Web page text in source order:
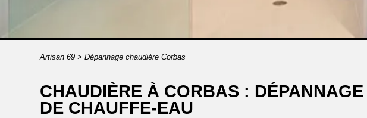
Artisan 69> Dépannage chaudière Corbas
CHAUDIÈRE À CORBAS :
DE CHAUFFE-EAU